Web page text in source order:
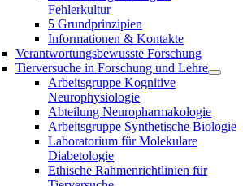
Fehlerkultur
5 Grundprinzipien
Informationen & Kontakte
Verantwortungsbewusste Forschung
Tierversuche in Forschung und Lehre
Arbeitsgruppe Kognitive
Neurophysiologie
Abteilung Neuropharmakologie
Arbeitsgruppe Synthetische Biologie
Laboratorium für Molekulare
Diabetologie
Ethische Rahmenrichtlinien für